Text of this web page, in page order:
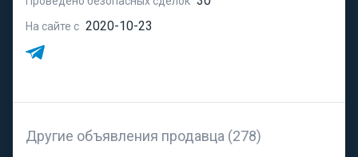
На сайте с 2020-10-23
Другие объявления продавца (278)